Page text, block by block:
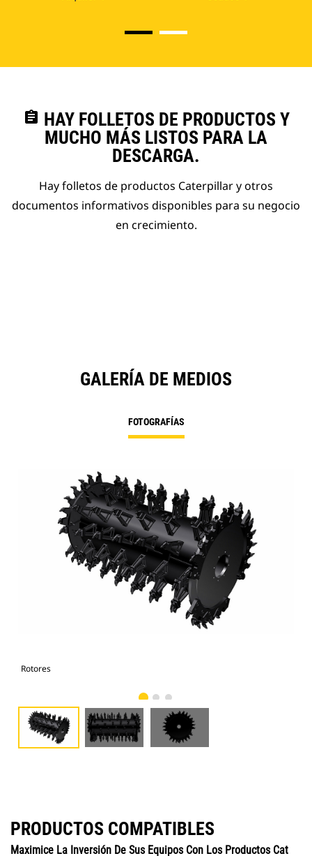
assignment HAY FOLLETOS DE PRODUCTOS Y
MUCHO MÁS LISTOS PARA LA
DESCARGA.
Hay folletos de productos Caterpillar y otros
documentos informativos disponibles para su negocio
en crecimiento.
GALERÍA DE MEDIOS
FOTOGRAFÍAS
Rotores
PRODUCTOS COMPATIBLES
Maximice La Inversión De Sus Equipos Con Los Productos Cat